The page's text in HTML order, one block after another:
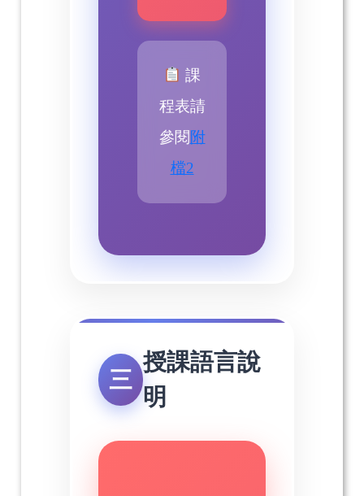
課
程表請
參閱 附
檔2
三
授課語言說
明